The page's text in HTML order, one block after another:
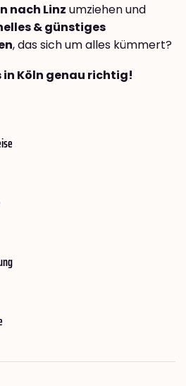
nach Linz umziehen und
& günstiges
, das sich um alles kümmert?
in Köln genau richtig!